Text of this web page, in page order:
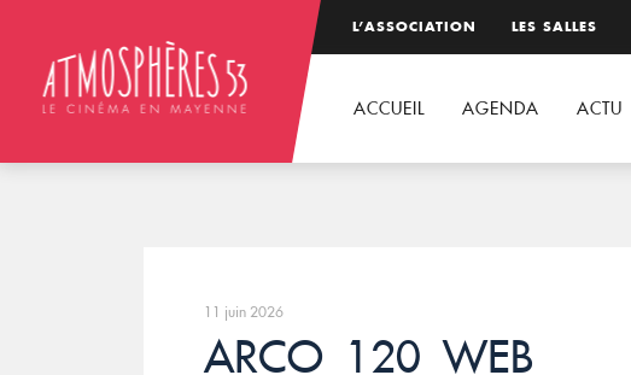
L’ASSOCIATION LES SALLES
ACCUEIL AGENDA ACTU
11 juin 2026
ARCO_120_WEB